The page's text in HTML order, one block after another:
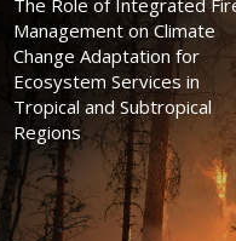
The Role of Integrated
Management on Climate
Change Adaptation for
Ecosystem Services in
Tropical and Subtropical
Regions